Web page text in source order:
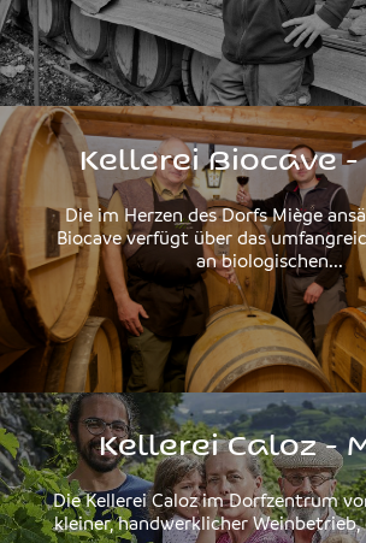
Kellerei Biocave -
Die im Herzen des Dorfs Miège
Biocave verfügt über das
an biologischen...
Kellerei Caloz -
Die Kellerei Caloz im Dorfzentrum
kleiner, handwerklicher Weinbetrieb,